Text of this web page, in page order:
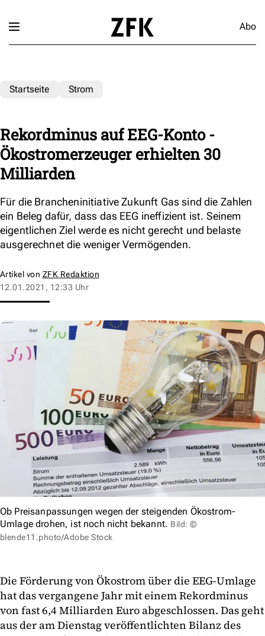
Abo
Startseite Strom
Rekordminus auf EEG-Konto -
Ökostromerzeuger erhielten 30
Milliarden
Für die Brancheninitiative Zukunft Gas sind die Zahlen
ein Beleg dafür, dass das EEG ineffizient ist. Seinem
eigentlichen Ziel werde es nicht gerecht und belaste
ausgerechnet die weniger Vermögenden.
Artikel von ZFK Redaktion
12.01.2021, 12:33 Uhr
Ob Preisanpassungen wegen der steigenden Ökostrom-
Umlage drohen, ist noch nicht bekannt. Bild: ©
blende11.photo/Adobe Stock
Die Förderung von Ökostrom über die EEG-Umlage
hat das vergangene Jahr mit einem Rekordminus
von fast 6,4 Milliarden Euro abgeschlossen. Das geht
aus der am Dienstag veröffentlichten Bilanz des